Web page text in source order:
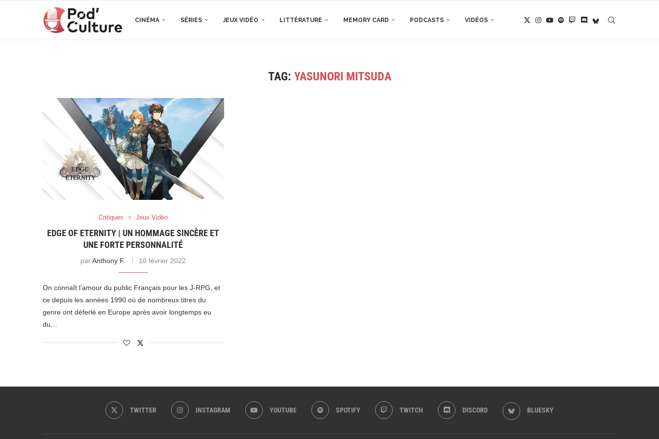
CINÉMA SÉRIES JEUX VIDÉO LITTÉRATURE MEMORY CARD PODCASTS VIDÉOS
TAG: YASUNORI MITSUDA
Critiques Jeux Vidéo
EDGE OF ETERNITY | UN HOMMAGE SINCÈRE ET
UNE FORTE PERSONNALITÉ
parAnthony F. 10 février 2022
On connaît l’amour du public Français pour les J-RPG, et
ce depuis les années 1990 où de nombreux titres du
genre ont déferlé en Europe après avoir longtemps eu
du…
TWITTER INSTAGRAM YOUTUBE SPOTIFY TWITCH DISCORD BLUESKY